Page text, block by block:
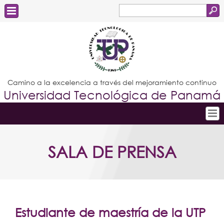
de
búsqueda
Estudiantes
Docentes
Administrativos
Graduados
Camino a la excelencia a través del mejoramiento continuo
Universidad Tecnológica de Panamá
Conoce la UTP
SALA DE PRENSA
Estudiante de maestría de la UTP